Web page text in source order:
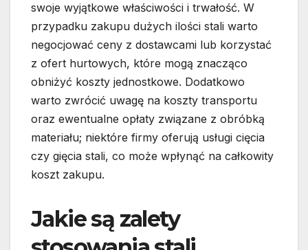
swoje wyjątkowe właściwości i trwałość. W
przypadku zakupu dużych ilości stali warto
negocjować ceny z dostawcami lub korzystać
z ofert hurtowych, które mogą znacząco
obniżyć koszty jednostkowe. Dodatkowo
warto zwrócić uwagę na koszty transportu
oraz ewentualne opłaty związane z obróbką
materiału; niektóre firmy oferują usługi cięcia
czy gięcia stali, co może wpłynąć na całkowity
koszt zakupu.
Jakie są zalety